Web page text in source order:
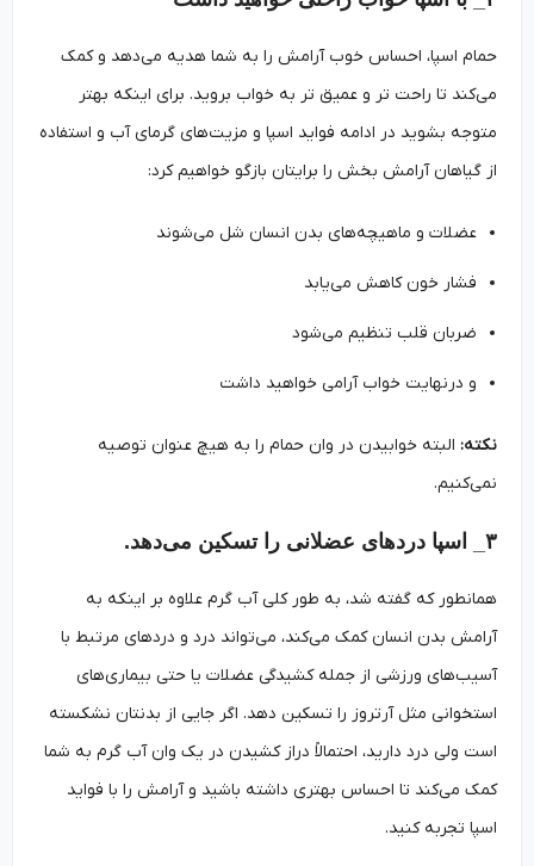
حمام اسپا، احساس خوب آرامش را به شما هدیه می‌دهد و کمک
می‌کند تا راحت تر و عمیق تر به خواب بروید. برای اینکه بهتر
متوجه بشوید در ادامه فواید اسپا و مزیت‌های گرمای آب و استفاده
از گیاهان آرامش بخش را برایتان بازگو خواهیم کرد:
عضلات و ماهیچه‌های بدن انسان شل می‌شوند
فشار خون کاهش می‌یابد
ضربان قلب تنظیم می‌شود
و درنهایت خواب آرامی خواهید داشت
نکته:البته خوابیدن در وان حمام را به هیچ عنوان توصیه
نمی‌کنیم.
همانطور که گفته شد، به طور کلی آب گرم علاوه بر اینکه به
آرامش بدن انسان کمک می‌کند، می‌تواند درد و دردهای مرتبط با
آسیب‌های ورزشی از جمله کشیدگی عضلات یا حتی بیماری‌های
استخوانی مثل آرتروز را تسکین دهد. اگر جایی از بدنتان نشکسته
است ولی درد دارید، احتمالاً دراز کشیدن در یک وان آب گرم به شما
کمک می‌کند تا احساس بهتری داشته باشید و آرامش را با فواید
اسپا تجربه کنید.